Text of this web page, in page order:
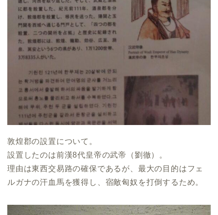
敦煌郡の設置について。
設置したのは前漢8代皇帝の武帝（劉徹）。
理由は東西交易路の確保であるが、最大の目的はフェ
ルガナの汗血馬を獲得し、宿敵匈奴を打倒するため。